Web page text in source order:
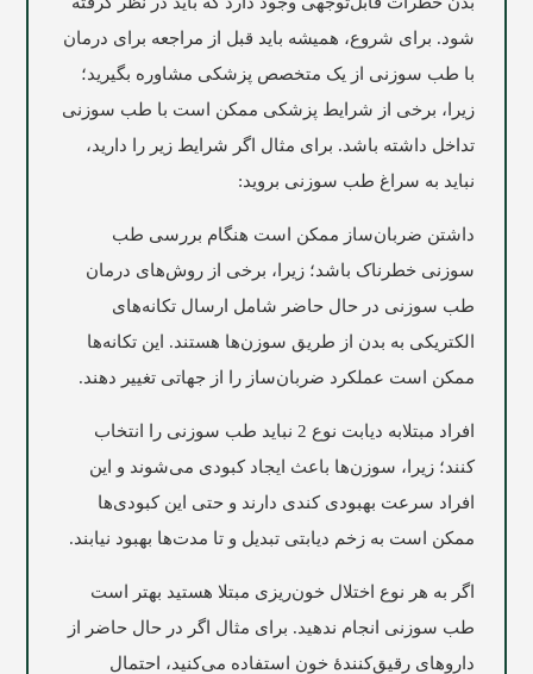
شود. برای شروع، همیشه باید قبل از مراجعه برای درمان
با طب سوزنی از یک متخصص پزشکی مشاوره بگیرید؛
زیرا، برخی از شرایط پزشکی ممکن است با طب سوزنی
تداخل داشته باشد. برای مثال اگر شرایط زیر را دارید،
نباید به سراغ طب سوزنی بروید:
داشتن ضربان‌ساز ممکن است هنگام بررسی طب
سوزنی خطرناک باشد؛ زیرا، برخی از روش‌های درمان
طب سوزنی در حال حاضر شامل ارسال تکانه‌های
الکتریکی به بدن از طریق سوزن‌ها هستند. این تکانه‌ها
ممکن است عملکرد ضربان‌ساز را از جهاتی تغییر دهند.
افراد مبتلابه دیابت نوع 2 نباید طب سوزنی را انتخاب
کنند؛ زیرا، سوزن‌ها باعث ایجاد کبودی می‌شوند و این
افراد سرعت بهبودی کندی دارند و حتی این کبودی‌ها
ممکن است به زخم دیابتی تبدیل و تا مدت‌ها بهبود نیابند.
اگر به هر نوع اختلال خون‌ریزی مبتلا هستید بهتر است
طب سوزنی انجام ندهید. برای مثال اگر در حال حاضر از
داروهای رقیق‌کنندۀ خون استفاده می‌کنید، احتمال